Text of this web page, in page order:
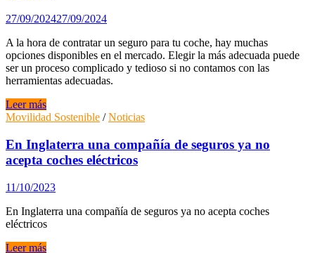
27/09/202427/09/2024
A la hora de contratar un seguro para tu coche, hay muchas
opciones disponibles en el mercado. Elegir la más adecuada puede
ser un proceso complicado y tedioso si no contamos con las
herramientas adecuadas.
Ahorra
tiempo
dinero
con
el
comparador
de
seguros.
Leer más
Movilidad Sostenible /Noticias
En Inglaterra una compañía de seguros ya no
acepta coches eléctricos
11/10/2023
En Inglaterra una compañía de seguros ya no acepta coches
eléctricos
En
Leer más